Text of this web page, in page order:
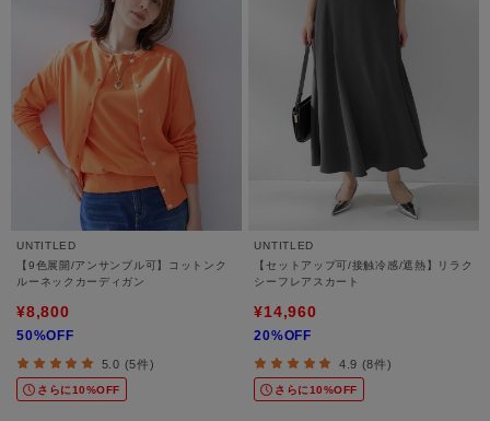
UNTITLED
【9色展開/アンサンブル可】コットンク
ルーネックカーディガン
¥8,800
50%OFF
5.0 (5件)
さらに10%OFF
UNTITLED
【セットアップ可/接触冷感/遮熱】リラク
シーフレアスカート
¥14,960
20%OFF
4.9 (8件)
さらに10%OFF